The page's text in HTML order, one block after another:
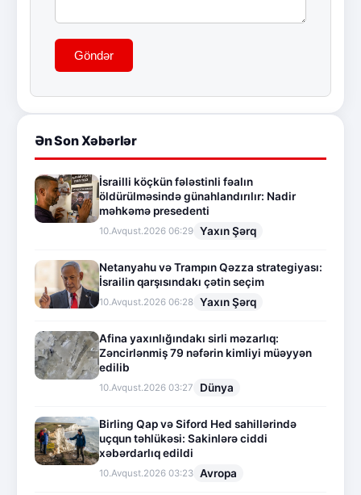
Göndər
Ən Son Xəbərlər
İsrailli köçkün fələstinli fəalın
öldürülməsində günahlandırılır: Nadir
məhkəmə presedenti
10.Avqust.2026 06:29 Yaxın Şərq
Netanyahu və Trampın Qəzza strategiyası:
İsrailin qarşısındakı çətin seçim
10.Avqust.2026 06:28 Yaxın Şərq
Afina yaxınlığındakı sirli məzarlıq:
Zəncirlənmiş 79 nəfərin kimliyi müəyyən
edilib
10.Avqust.2026 03:27 Dünya
Birling Qap və Siford Hed sahillərində
uçqun təhlükəsi: Sakinlərə ciddi
xəbərdarlıq edildi
10.Avqust.2026 03:23 Avropa